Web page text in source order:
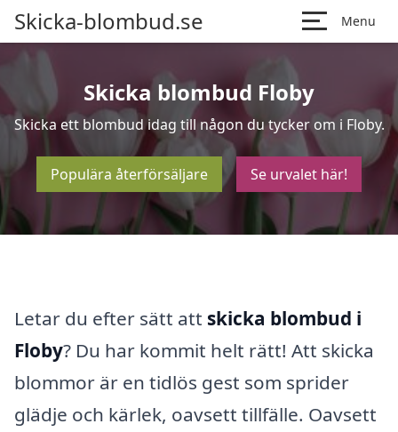
Skicka-blombud.se Menu
Skicka blombud Floby
Skicka ett blombud idag till någon du tycker om i Floby.
Populära återförsäljare Se urvalet här!
Letar du efter sätt att skicka blombud i
Floby? Du har kommit helt rätt! Att skicka
blommor är en tidlös gest som sprider
glädje och kärlek, oavsett tillfälle. Oavsett